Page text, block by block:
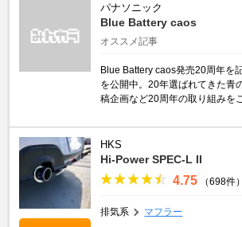
パナソニック
Blue Battery caos
オススメ記事
Blue Battery caos発売20周年を
を公開中。20年選ばれてきた青
稿企画など20周年の取り組みを
HKS
Hi-Power SPEC-L II
4.75 （698件）
排気系 マフラー